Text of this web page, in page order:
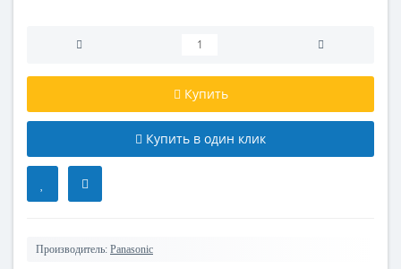
Купить
Купить в один клик
Производитель: Panasonic